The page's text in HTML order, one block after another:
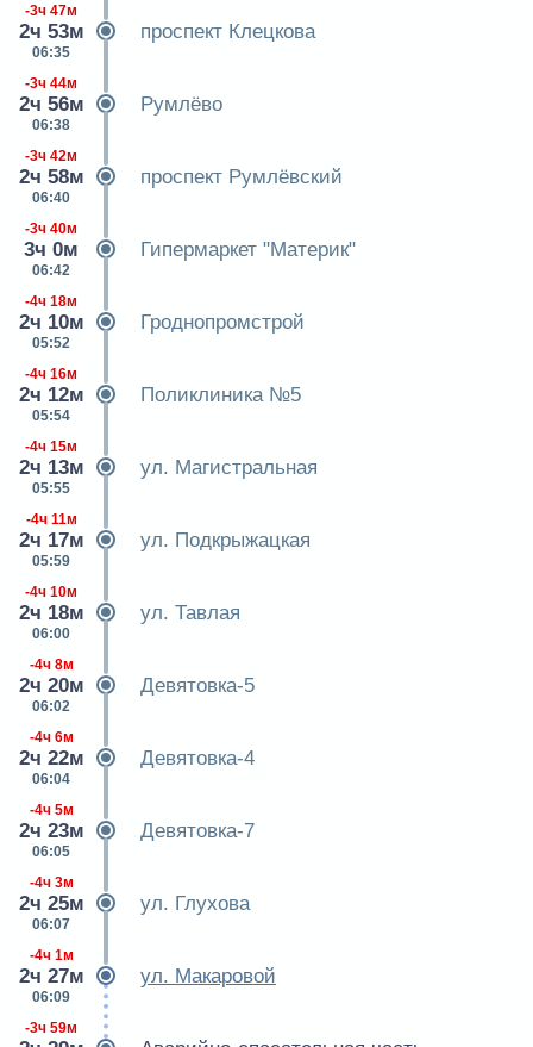
-3ч 47м
2ч 53м
06:35
проспект Клецкова
-3ч 44м
2ч 56м
06:38
Румлёво
-3ч 42м
2ч 58м
06:40
проспект Румлёвский
-3ч 40м
3ч 0м
06:42
Гипермаркет "Материк"
-4ч 18м
2ч 10м
05:52
Гроднопромстрой
-4ч 16м
2ч 12м
05:54
Поликлиника №5
-4ч 15м
2ч 13м
05:55
ул. Магистральная
-4ч 11м
2ч 17м
05:59
ул. Подкрыжацкая
-4ч 10м
2ч 18м
06:00
ул. Тавлая
-4ч 8м
2ч 20м
06:02
Девятовка-5
-4ч 6м
2ч 22м
06:04
Девятовка-4
-4ч 5м
2ч 23м
06:05
Девятовка-7
-4ч 3м
2ч 25м
06:07
ул. Глухова
-4ч 1м
2ч 27м
06:09
ул. Макаровой
-3ч 59м